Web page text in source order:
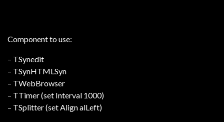
Component to use:
– TSynedit
– TSynHTMLSyn
– TWebBrowser
– TTimer (set Interval 1000)
– TSplitter (set Align alLeft)